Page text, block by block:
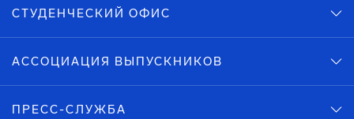
СТУДЕНЧЕСКИЙ ОФИС
АССОЦИАЦИЯ ВЫПУСКНИКОВ
ПРЕСС-СЛУЖБА